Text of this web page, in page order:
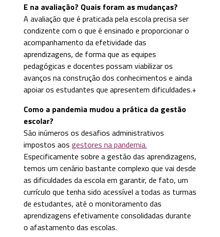
E na avaliação? Quais foram as mudanças?
A avaliação que é praticada pela escola precisa ser
condizente com o que é ensinado e proporcionar o
acompanhamento da efetividade das
aprendizagens, de forma que as equipes
pedagógicas e docentes possam viabilizar os
avanços na construção dos conhecimentos e ainda
apoiar os estudantes que apresentem dificuldades.+
Como a pandemia mudou a prática da gestão
escolar?
São inúmeros os desafios administrativos
impostos aos gestores na pandemia.
Especificamente sobre a gestão das aprendizagens,
temos um cenário bastante complexo que vai desde
as dificuldades da escola em garantir, de fato, um
currículo que tenha sido acessível a todas as turmas
de estudantes, até o monitoramento das
aprendizagens efetivamente consolidadas durante
o afastamento das escolas.